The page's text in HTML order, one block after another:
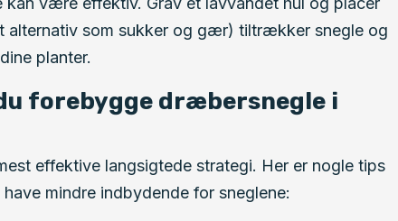
alternativ som sukker og gær) tiltrækker snegle og
planter.
forebygge dræbersnegle i
effektive langsigtede strategi. Her er nogle tips
mindre indbydende for sneglene: